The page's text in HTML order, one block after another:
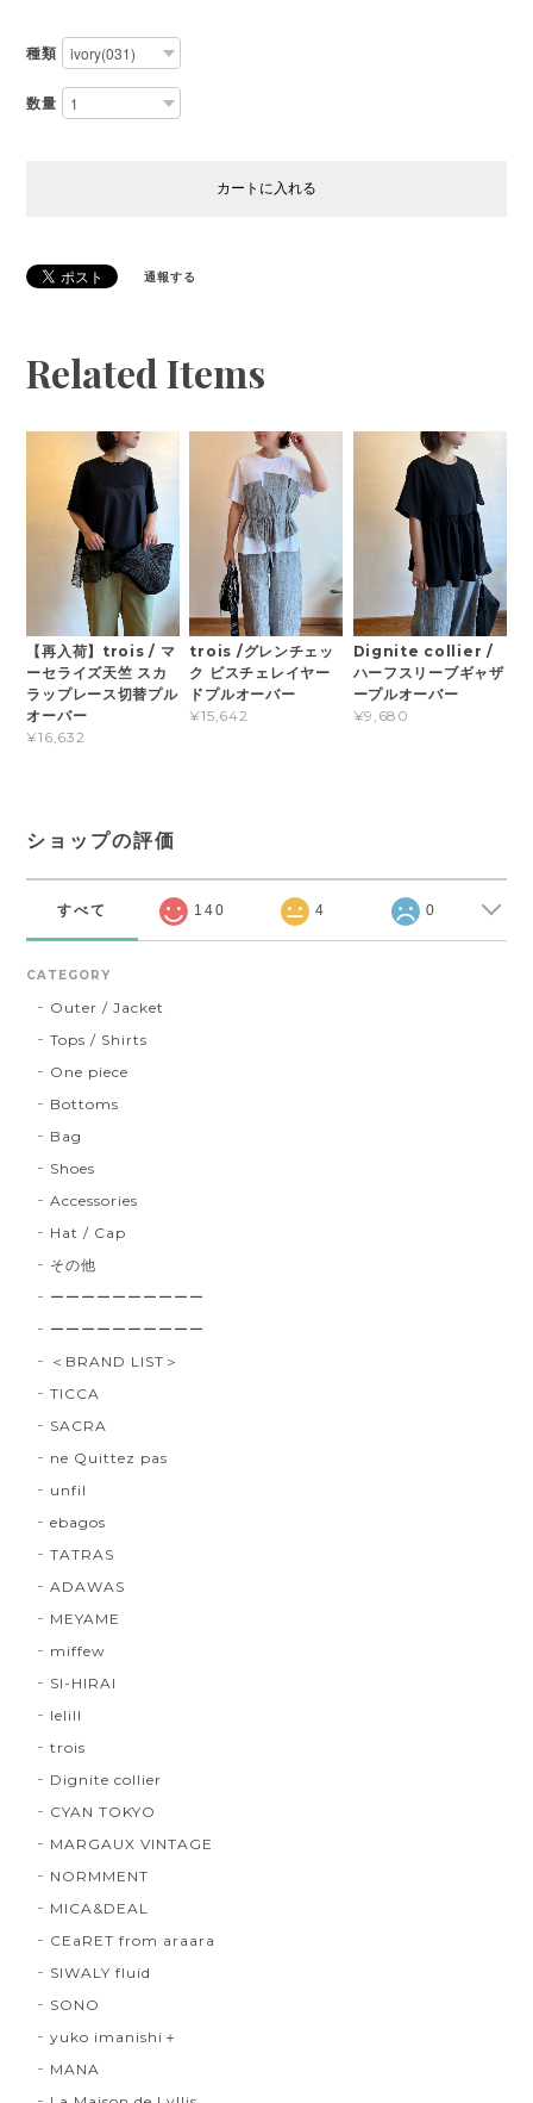
種類
数量
カートに入れる
通報する
Related Items
【再入荷】trois / マ
ーセライズ天竺 スカ
ラップレース切替プル
オーバー
¥16,632
trois /グレンチェッ
ク ビスチェレイヤー
ドプルオーバー
¥15,642
Dignite collier /
ハーフスリーブギャザ
ープルオーバー
¥9,680
ショップの評価
すべて 140 4 0
CATEGORY
Outer / Jacket
Tops / Shirts
One piece
Bottoms
Bag
Shoes
Accessories
Hat / Cap
その他
ーーーーーーーーーー
ーーーーーーーーーー
＜BRAND LIST＞
TICCA
SACRA
ne Quittez pas
unfil
ebagos
TATRAS
ADAWAS
MEYAME
miffew
SI-HIRAI
lelill
trois
Dignite collier
CYAN TOKYO
MARGAUX VINTAGE
NORMMENT
MICA&DEAL
CEaRET from araara
SIWALY fluid
SONO
yuko imanishi＋
MANA